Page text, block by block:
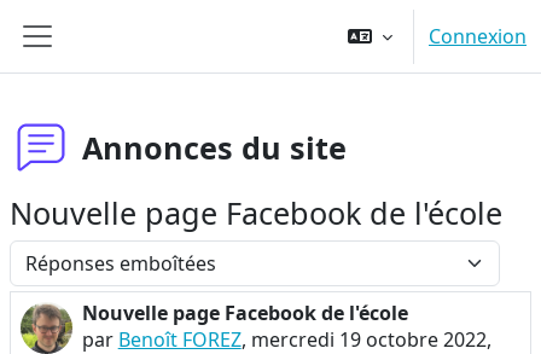
Panneau latéral
Connexion
Annonces du site
Nouvelle page Facebook de l'école
Type d’affichage
Nouvelle page Facebook de l'école
par Benoît FOREZ, mercredi 19 octobre 2022,
Nombre de réponses : 0